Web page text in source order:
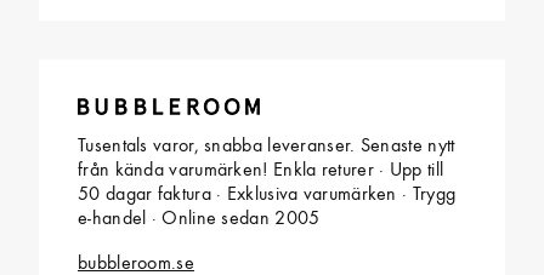
Tusentals varor, snabba leveranser. Senaste nytt
från kända varumärken! Enkla returer · Upp till
50 dagar faktura · Exklusiva varumärken · Trygg
e-handel · Online sedan 2005
bubbleroom.se